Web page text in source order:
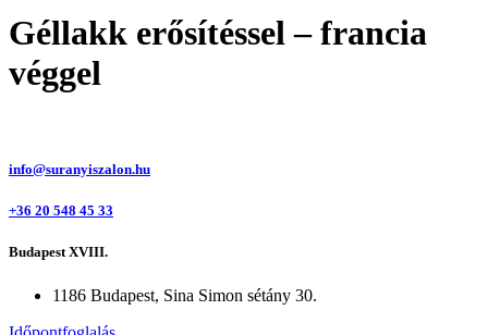
Géllakk erősítéssel – francia
véggel
info@suranyiszalon.hu
+36 20 548 45 33
Budapest XVIII.
1186 Budapest, Sina Simon sétány 30.